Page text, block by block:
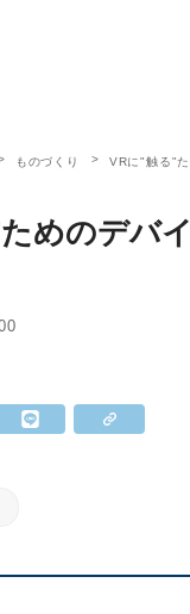
ものづくり VRに"触る"
めのデバ